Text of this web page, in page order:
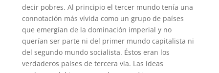
decir pobres. Al principio el tercer mundo tenía una
connotación más vívida como un grupo de países
que emergían de la dominación imperial y no
querían ser parte ni del primer mundo capitalista ni
del segundo mundo socialista. Éstos eran los
verdaderos países de tercera vía. Las ideas